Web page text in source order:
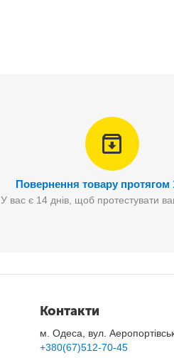
Повернення товару протягом
У вас є 14 днів, щоб протестувати
Контакти
м. Одеса, вул.
+380(67)512-70-45